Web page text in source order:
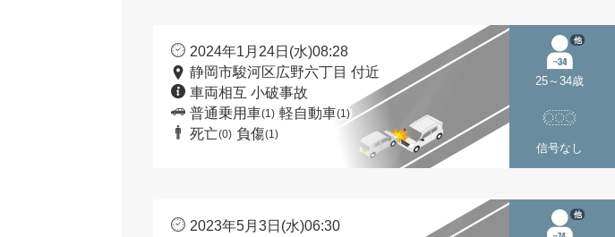
2024年1月24日(水)08:28
静岡市駿河区広野六丁目 付近
車両相互 小破事故
普通乗用車(1) 軽自動車(1)
死亡(0) 負傷(1)
25～34歳
他
信号なし
2023年5月3日(水)06:30
他